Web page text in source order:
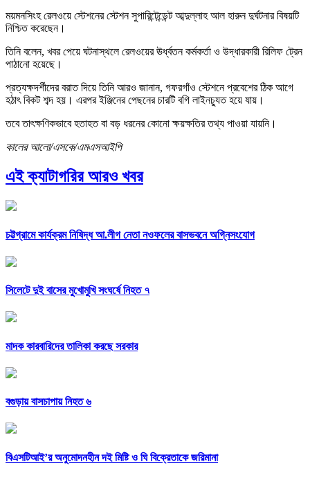
ময়মনসিংহ রেলওয়ে স্টেশনের স্টেশন সুপারিন্টেন্ডেন্ট আব্দুল্লাহ আল হারুন দুর্ঘটনার বিষয়টি
নিশ্চিত করেছেন।
তিনি বলেন, খবর পেয়ে ঘটনাস্থলে রেলওয়ের ঊর্ধ্বতন কর্মকর্তা ও উদ্ধারকারী রিলিফ ট্রেন
পাঠানো হয়েছে।
প্রত্যক্ষদর্শীদের বরাত দিয়ে তিনি আরও জানান, গফরগাঁও স্টেশনে প্রবেশের ঠিক আগে
হঠাৎ বিকট শব্দ হয়। এরপর ইঞ্জিনের পেছনের চারটি বগি লাইনচ্যুত হয়ে যায়।
তবে তাৎক্ষণিকভাবে হতাহত বা বড় ধরনের কোনো ক্ষয়ক্ষতির তথ্য পাওয়া যায়নি।
কালের আলো/এসকে/এমএসআইপি
এই ক্যাটাগরির আরও খবর
চট্টগ্রামে কার্যক্রম নিষিদ্ধ আ.লীগ নেতা নওফলের বাসভবনে অগ্নিসংযোগ
সিলেটে দুই বাসের মুখোমুখি সংঘর্ষে নিহত ৭
মাদক কারবারিদের তালিকা করছে সরকার
বগুড়ায় বাসচাপায় নিহত ৬
বিএসটিআই’র অনুমোদনহীন দই মিষ্টি ও ঘি বিক্রেতাকে জরিমানা